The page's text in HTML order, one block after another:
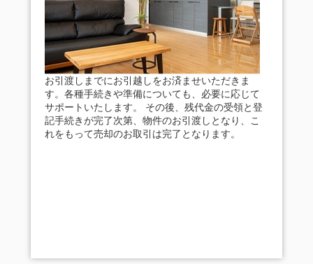
お引渡しまでにお引越しをお済ませいただきま
す。各種手続きや準備についても、必要に応じて
サポートいたします。 その後、残代金の受領と登
記手続きが完了次第、物件のお引渡しとなり、こ
れをもって売却のお取引は完了となります。